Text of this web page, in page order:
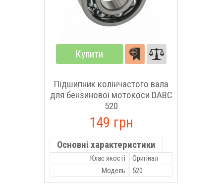
Купити
Підшипник колінчастого вала
для бензинової мотокоси DABC
520
149 грн
Основні характеристики
Клас якості
Оригінал
Модель
520